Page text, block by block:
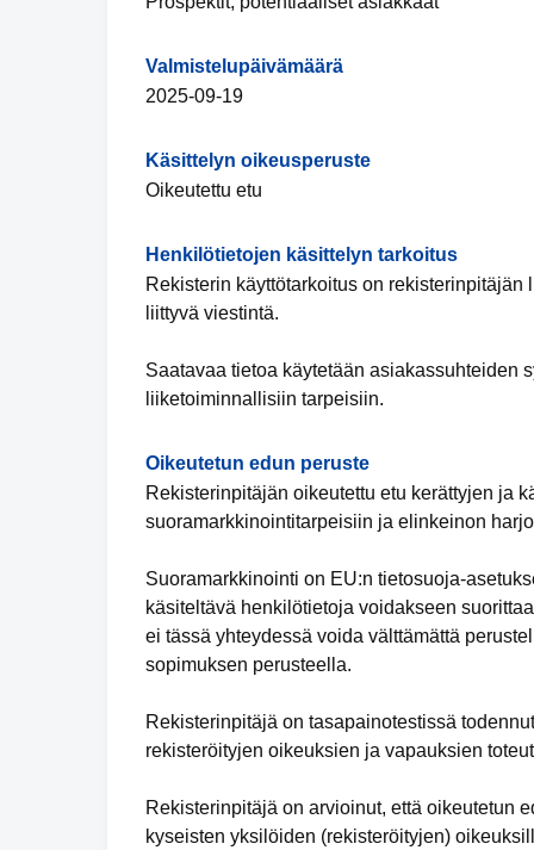
Valmistelupäivämäärä
2025-09-19
Käsittelyn oikeusperuste
Oikeutettu etu
Henkilötietojen käsittelyn tarkoitus
Rekisterin käyttötarkoitus on
liittyvä viestintä.
Saatavaa tietoa käytetään asiakassuhteiden
liiketoiminnallisiin tarpeisiin.
Oikeutetun edun peruste
Rekisterinpitäjän oikeutettu etu kerättyjen ja
suoramarkkinointitarpeisiin ja elinkeinon
Suoramarkkinointi on EU:n tietosuoja-
käsiteltävä henkilötietoja voidakseen
ei tässä yhteydessä voida välttämättä
sopimuksen perusteella.
Rekisterinpitäjä on tasapainotestissä
rekisteröityjen oikeuksien ja vapauksien
Rekisterinpitäjä on arvioinut, että oikeutetun
kyseisten yksilöiden (rekisteröityjen)